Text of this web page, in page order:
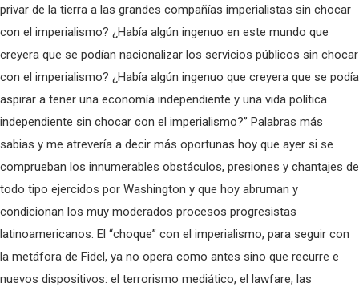
privar de la tierra a las grandes compañías imperialistas sin chocar
con el imperialismo? ¿Había algún ingenuo en este mundo que
creyera que se podían nacionalizar los servicios públicos sin chocar
con el imperialismo? ¿Había algún ingenuo que creyera que se podía
aspirar a tener una economía independiente y una vida política
independiente sin chocar con el imperialismo?” Palabras más
sabias y me atrevería a decir más oportunas hoy que ayer si se
comprueban los innumerables obstáculos, presiones y chantajes de
todo tipo ejercidos por Washington y que hoy abruman y
condicionan los muy moderados procesos progresistas
latinoamericanos. El “choque” con el imperialismo, para seguir con
la metáfora de Fidel, ya no opera como antes sino que recurre e
nuevos dispositivos: el terrorismo mediático, el lawfare, las